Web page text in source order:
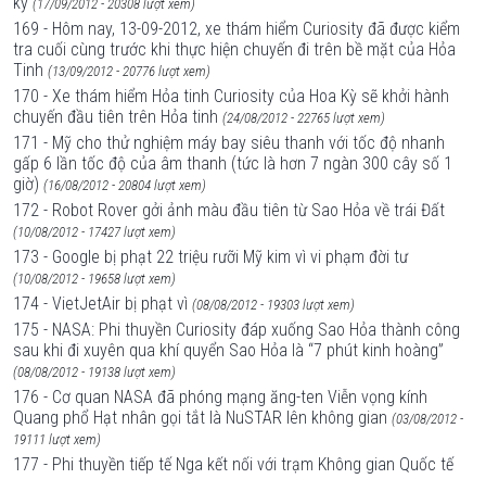
(17/09/2012 - 20308 lượt xem)
169 - Hôm nay, 13-09-2012, xe thám hiểm Curiosity đã được kiểm
tra cuối cùng trước khi thực hiện chuyến đi trên bề mặt của Hỏa
Tinh (13/09/2012 - 20776 lượt xem)
170 - Xe thám hiểm Hỏa tinh Curiosity của Hoa Kỳ sẽ khởi hành
chuyến đầu tiên trên Hỏa tinh (24/08/2012 - 22765 lượt xem)
171 - Mỹ cho thử nghiệm máy bay siêu thanh với tốc độ nhanh
gấp 6 lần tốc độ của âm thanh (tức là hơn 7 ngàn 300 cây số 1
giờ) (16/08/2012 - 20804 lượt xem)
172 - Robot Rover gởi ảnh màu đầu tiên từ Sao Hỏa về trái Đất
(10/08/2012 - 17427 lượt xem)
173 - Google bị phạt 22 triệu rưỡi Mỹ kim vì vi phạm đời tư
(10/08/2012 - 19658 lượt xem)
174 - VietJetAir bị phạt vì (08/08/2012 - 19303 lượt xem)
175 - NASA: Phi thuyền Curiosity đáp xuống Sao Hỏa thành công
sau khi đi xuyên qua khí quyển Sao Hỏa là “7 phút kinh hoàng”
(08/08/2012 - 19138 lượt xem)
176 - Cơ quan NASA đã phóng mạng ăng-ten Viễn vọng kính
Quang phổ Hạt nhân gọi tắt là NuSTAR lên không gian (03/08/2012 -
19111 lượt xem)
177 - Phi thuyền tiếp tế Nga kết nối với trạm Không gian Quốc tế